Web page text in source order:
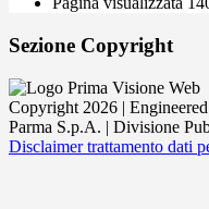
Sezione Copyright
Copyright 2026 |
Parma S.p.A. | Divisione
Disclaimer trattamento dati